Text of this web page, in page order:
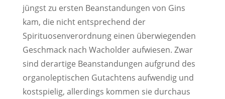
jüngst zu ersten Beanstandungen von Gins
kam, die nicht entsprechend der
Spirituosenverordnung einen überwiegenden
Geschmack nach Wacholder aufwiesen. Zwar
sind derartige Beanstandungen aufgrund des
organoleptischen Gutachtens aufwendig und
kostspielig, allerdings kommen sie durchaus